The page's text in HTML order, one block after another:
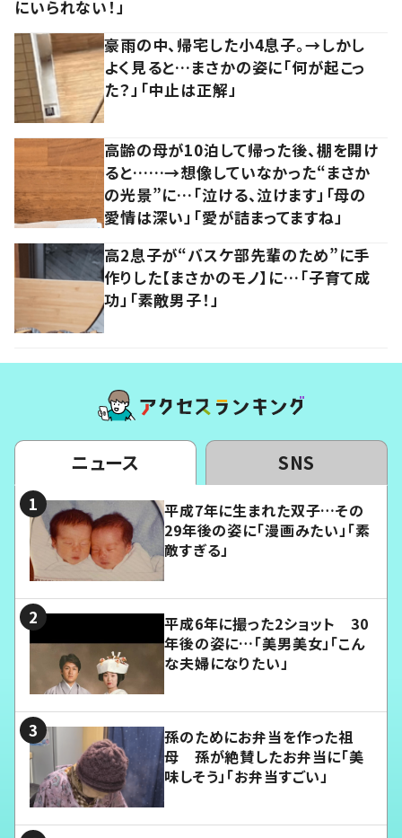
にいられない！」
豪雨の中、帰宅した小4息子。→しかし
よく見ると…まさかの姿に「何が起こっ
た？」「中止は正解」
高齢の母が10泊して帰った後、棚を開け
ると……→想像していなかった“まさか
の光景”に…「泣ける、泣けます」「母の
愛情は深い」「愛が詰まってますね」
高2息子が“バスケ部先輩のため”に手
作りした【まさかのモノ】に…「子育て成
功」「素敵男子！」
ニュース SNS
平成7年に生まれた双子…その
29年後の姿に「漫画みたい」「素
敵すぎる」
平成6年に撮った2ショット 30
年後の姿に…「美男美女」「こん
な夫婦になりたい」
孫のためにお弁当を作った祖
母 孫が絶賛したお弁当に「美
味しそう」「お弁当すごい」